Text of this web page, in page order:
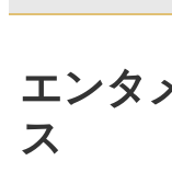
エンタ
ス